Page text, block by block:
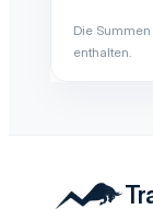
Die
enthalten.